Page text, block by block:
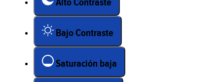
Bajo Contraste
Saturación baja